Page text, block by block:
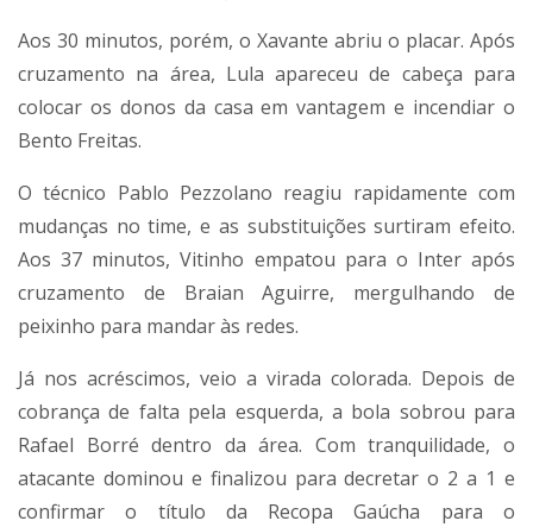
Aos 30 minutos, porém, o Xavante abriu o placar. Após
cruzamento na área, Lula apareceu de cabeça para
colocar os donos da casa em vantagem e incendiar o
Bento Freitas.
O técnico Pablo Pezzolano reagiu rapidamente com
mudanças no time, e as substituições surtiram efeito.
Aos 37 minutos, Vitinho empatou para o Inter após
cruzamento de Braian Aguirre, mergulhando de
peixinho para mandar às redes.
Já nos acréscimos, veio a virada colorada. Depois de
cobrança de falta pela esquerda, a bola sobrou para
Rafael Borré dentro da área. Com tranquilidade, o
atacante dominou e finalizou para decretar o 2 a 1 e
confirmar o título da Recopa Gaúcha para o